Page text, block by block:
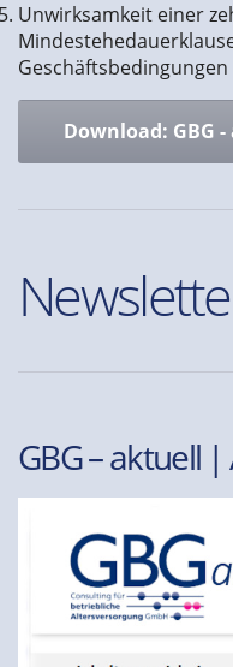
Unwirksamkeit einer
Geschäftsbedingungen
Download: GBG
GBG – aktuell